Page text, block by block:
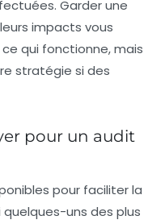
Garder une
impacts vous
qui fonctionne, mais
stratégie si des
pour un audit
pour faciliter la
quelques-uns des plus